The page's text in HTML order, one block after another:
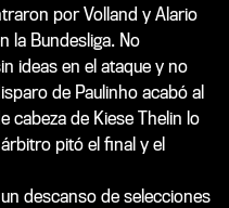
por Volland y Alario
la Bundesliga. No
ideas en el ataque y no
de Paulinho acabó al
cabeza de Kiese Thelin lo
pitó el final y el
descanso de selecciones